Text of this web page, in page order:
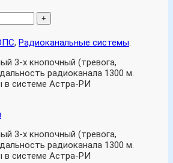
+
, Радиоканальные системы.
3-х кнопочный (тревога,
радиоканала 1300 м.
системе Астра-РИ
3-х кнопочный (тревога,
радиоканала 1300 м.
системе Астра-РИ